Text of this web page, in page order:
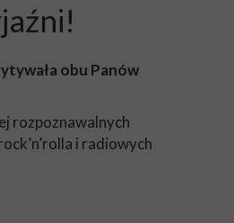
obu Panów
rozpoznawalnych
i radiowych